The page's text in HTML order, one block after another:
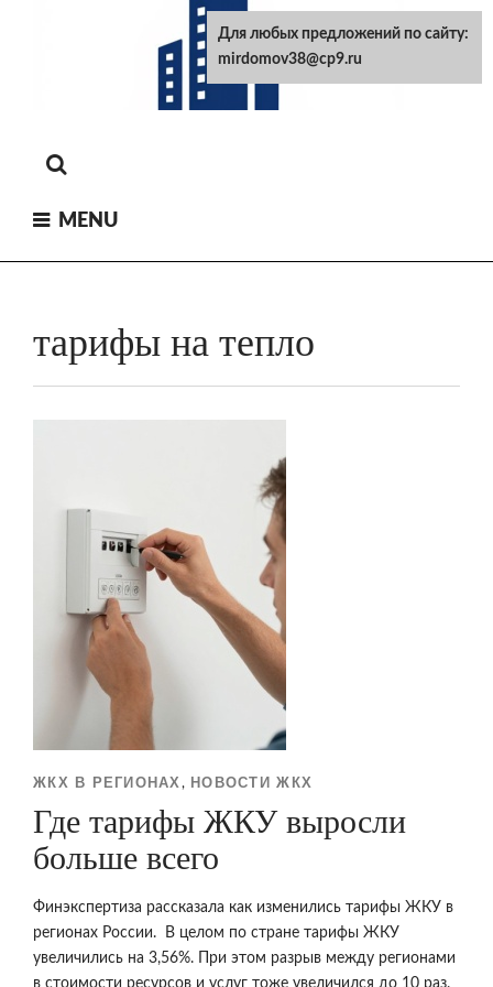
MENU
тарифы на тепло
ЖКХ В РЕГИОНАХ, НОВОСТИ ЖКХ
Где тарифы ЖКУ выросли
больше всего
Финэкспертиза рассказала как изменились тарифы ЖКУ в
регионах России. В целом по стране тарифы ЖКУ
увеличились на 3,56%. При этом разрыв между регионами
в стоимости ресурсов и услуг тоже увеличился до 10 раз.
Для любых предложений по сайту:
mirdomov38@cp9.ru